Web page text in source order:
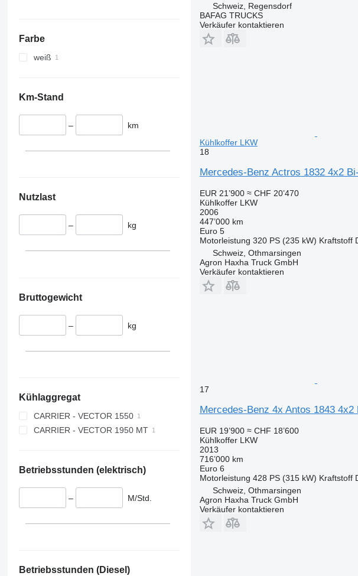
Farbe
weiß
Km-Stand
– km
Nutzlast
– kg
Bruttogewicht
– kg
Kühlaggregat
CARRIER - VECTOR 1550
CARRIER - VECTOR 1950 MT
Betriebsstunden (elektrisch)
– M/Std.
Betriebsstunden (Diesel)
Schweiz, Regensdorf
BAFAG TRUCKS
Verkäufer kontaktieren
Kühlkoffer LKW
18
Mercedes-Benz Actros 1832 4x2
EUR 21’900 ≈ CHF 20’470
Kühlkoffer LKW
2006
447’000 km
Euro 5
Motorleistung 320 PS (235 kW) Kraftstoff
Schweiz, Othmarsingen
Agron Haxha Truck GmbH
Verkäufer kontaktieren
17
Mercedes-Benz 4x Antos 1843 4x2
EUR 19’900 ≈ CHF 18’600
Kühlkoffer LKW
2013
716’000 km
Euro 6
Motorleistung 428 PS (315 kW) Kraftstoff
Schweiz, Othmarsingen
Agron Haxha Truck GmbH
Verkäufer kontaktieren